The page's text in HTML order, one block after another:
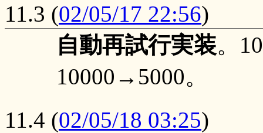
11.3 (02/05/17 22:56)
自動再試行実装。
10000→5000。
11.4 (02/05/18 03:25)